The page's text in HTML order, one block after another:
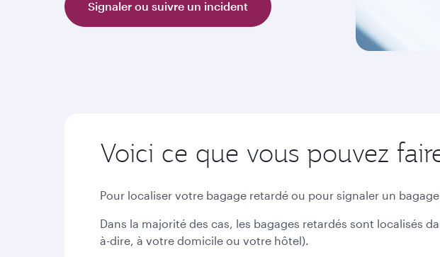
Signaler ou suivre un incident
Voici ce que vous pouvez
Pour localiser votre bagage retardé ou pour signaler un
Dans la majorité des cas, les bagages retardés sont localisés
à-dire, à votre domicile ou votre hôtel).